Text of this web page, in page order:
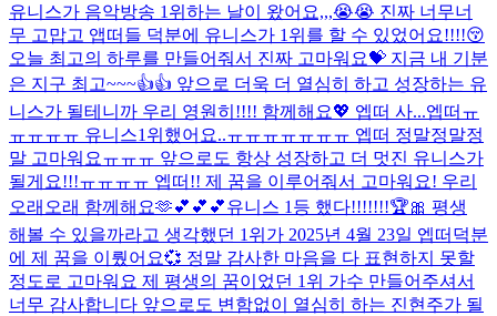
유니스가 음악방송 1위하는 날이 왔어요,,,😭😭 진짜 너무너
무 고맙고 앱떠들 덕분에 유니스가 1위를 할 수 있었어요!!!!😚
오늘 최고의 하루를 만들어줘서 진짜 고마워요💝 지금 내 기분
은 지구 최고~~~👍👍 앞으로 더욱 더 열심히 하고 성장하는 유
니스가 될테니까 우리 영원히!!!! 함께해요💖 엡떠 사...엡떠ㅠ
ㅠㅠㅠㅠ 유니스1위했어요..ㅠㅠㅠㅠㅠㅠㅠ 엡떠 정말정말정
말 고마워요ㅠㅠㅠ 앞으로도 항상 성장하고 더 멋진 유니스가
될게요!!!ㅠㅠㅠㅠ 엡떠!! 제 꿈을 이루어줘서 고마워요! 우리
오래오래 함께해요🫶💕💕💕유니스 1등 했다!!!!!!!🏆🎀 평생
해볼 수 있을까라고 생각했던 1위가 2025년 4월 23일 엡떠덕분
에 제 꿈을 이뤘어요💞 정말 감사한 마음을 다 표현하지 못할
정도로 고마워요 제 평생의 꿈이었던 1위 가수 만들어주셔서
너무 감사합니다 앞으로도 변함없이 열심히 하는 진현주가 될